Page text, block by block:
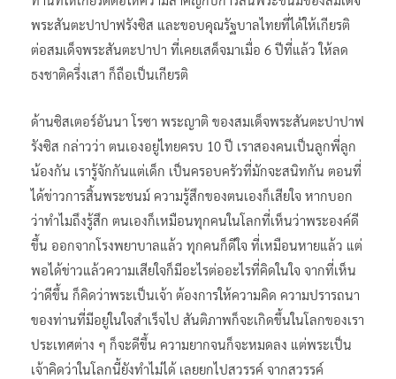
พระสันตะปาปาฟรังซิส และขอบคุณรัฐบาลไทยที่ได้ให้เกียรติ
ต่อสมเด็จพระสันตะปาปา ที่เคยเสด็จมาเมื่อ 6 ปีที่แล้ว ให้ลด
ธงชาติครึ่งเสา ก็ถือเป็นเกียรติ
ด้านซิสเตอร์อันนา โรซา พระญาติ ของสมเด็จพระสันตะปาปาฟ
รังซิส กล่าวว่า ตนเองอยู่ไทยครบ 10 ปี เราสองคนเป็นลูกพี่ลูก
น้องกัน เรารู้จักกันแต่เด็ก เป็นครอบครัวที่มักจะสนิทกัน ตอนที่
ได้ข่าวการสิ้นพระชนม์ ความรู้สึกของตนเองก็เสียใจ หากบอก
ว่าทำไมถึงรู้สึก ตนเองก็เหมือนทุกคนในโลกที่เห็นว่าพระองค์ดี
ขึ้น ออกจากโรงพยาบาลแล้ว ทุกคนก็ดีใจ ที่เหมือนหายแล้ว แต่
พอได้ข่าวแล้วความเสียใจก็มีอะไรต่ออะไรที่คิดในใจ จากที่เห็น
ว่าดีขึ้น ก็คิดว่าพระเป็นเจ้า ต้องการให้ความคิด ความปรารถนา
ของท่านที่มีอยู่ในใจสำเร็จไป สันติภาพก็จะเกิดขึ้นในโลกของเรา
ประเทศต่าง ๆ ก็จะดีขึ้น ความยากจนก็จะหมดลง แต่พระเป็น
เจ้าคิดว่าในโลกนี้ยังทำไม่ได้ เลยยกไปสวรรค์ จากสวรรค์